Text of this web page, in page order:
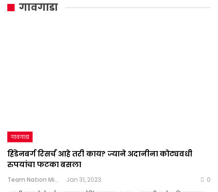
गावगाडा
गावगाडा
हिंडेनबर्ग रिसर्च आहे तरी काय? ज्याने अदानीना कोट्यवधी
रुपयांचा फटका बसला
Team Nation Mic Jan 31, 2023 0